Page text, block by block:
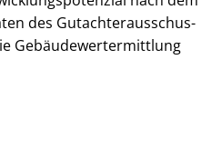
des Gut­ach­ter­aus­schus­
Ge­bäu­de­wert­ermitt­lung